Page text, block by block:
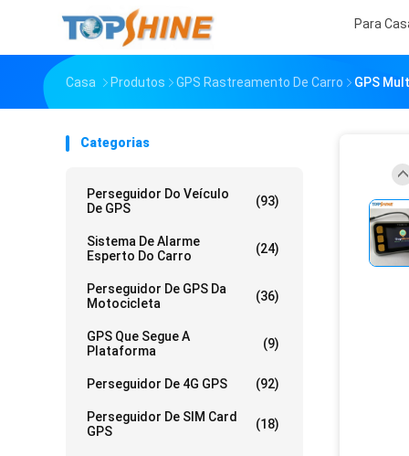
Para
Casa Produtos GPS Rastreamento De Carro GPS
Categorias
Perseguidor Do Veículo
De GPS
(93)
Sistema De Alarme
Esperto Do Carro
(24)
Perseguidor De GPS Da
Motocicleta
(36)
GPS Que Segue A
Plataforma
(9)
Perseguidor De 4G GPS (92)
Perseguidor De SIM Card
GPS
(18)